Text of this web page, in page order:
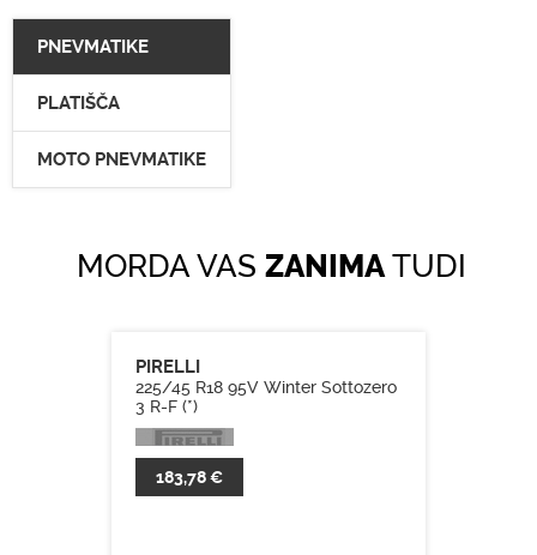
PNEVMATIKE
PLATIŠČA
MOTO PNEVMATIKE
MORDA VAS ZANIMATUDI
PIRELLI
225/45 R18 95V Winter Sottozero
3 R-F (*)
183,78 €